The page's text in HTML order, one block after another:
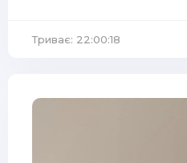
Триває: 22:00:18